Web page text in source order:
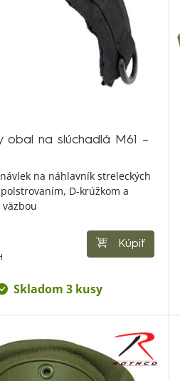
obal na slúchadlá M61 –
na náhlavník streleckých
D-krúžkom a
väzbou
Kúpiť
Skladom 3 kusy